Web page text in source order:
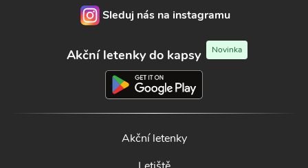
Sleduj nás na instagramu
Akční letenky do kapsy Novinka
Akční letenky